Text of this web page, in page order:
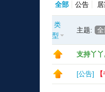
全部 公告
类
型
主题:
支持丫
[公告]